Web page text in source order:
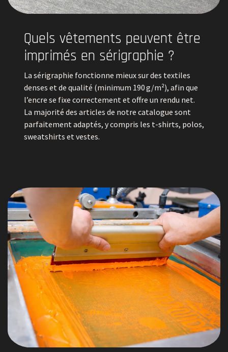
Quels vêtements peuvent être
imprimés en sérigraphie ?
La sérigraphie fonctionne mieux sur des textiles
denses et de qualité (minimum 190 g/m²), afin que
l’encre se fixe correctement et offre un rendu net.
La majorité des articles de notre catalogue sont
parfaitement adaptés, y compris les t-shirts, polos,
sweatshirts et vestes.